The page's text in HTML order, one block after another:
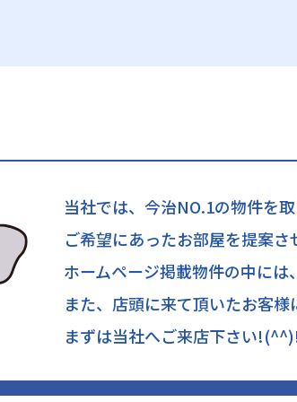
当社では、今治NO.1の物件を取
ご希望にあったお部屋を提案さ
ホームページ掲載物件の中には
また、店頭に来て頂いたお客様
まずは当社へご来店下さい